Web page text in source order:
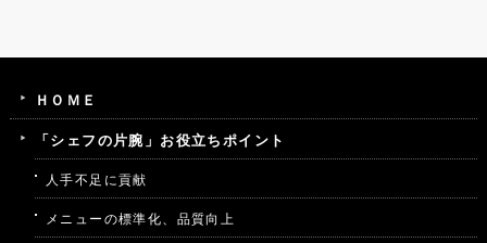
ＨＯＭＥ
「シェフの片腕」お役立ちポイント
人手不足に貢献
メニューの標準化、品質向上